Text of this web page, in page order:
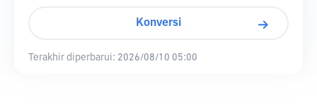
Konversi
Terakhir diperbarui: 2026/08/10 05:00